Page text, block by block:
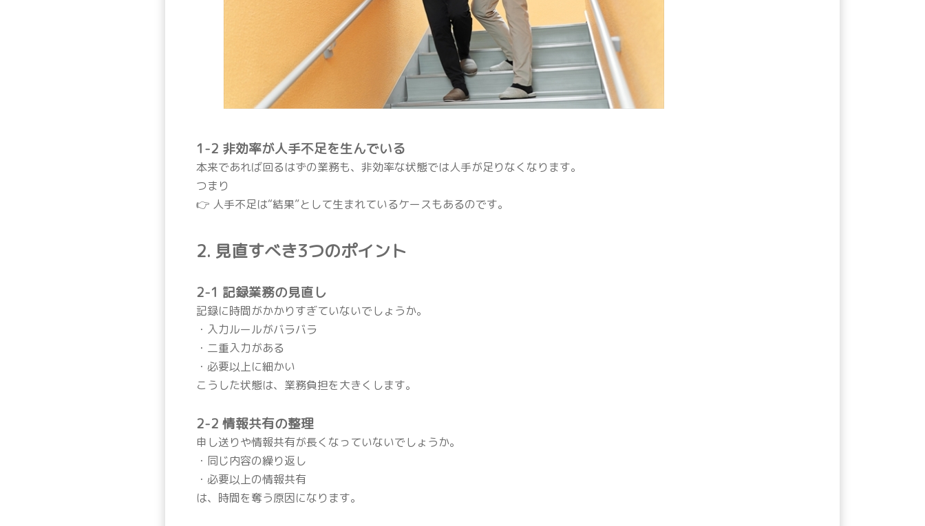
1-2 非効率が人手不足を生んでいる
本来であれば回るはずの業務も、非効率な状態では人手が足りなくなります。
つまり
👉 人手不足は“結果”として生まれているケースもあるのです。
2. 見直すべき3つのポイント
2-1 記録業務の見直し
記録に時間がかかりすぎていないでしょうか。
・入力ルールがバラバラ
・二重入力がある
・必要以上に細かい
こうした状態は、業務負担を大きくします。
2-2 情報共有の整理
申し送りや情報共有が長くなっていないでしょうか。
・同じ内容の繰り返し
・必要以上の情報共有
は、時間を奪う原因になります。